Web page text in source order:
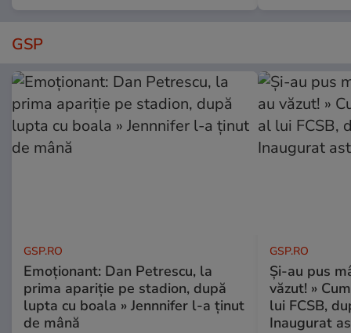
GSP
GSP.RO
Emoționant: Dan Petrescu, la
prima apariție pe stadion, după
lupta cu boala » Jennnifer l-a ținut
de mână
GSP.RO
Și-au pus
văzut! »
lui FCSB,
Inaugurat